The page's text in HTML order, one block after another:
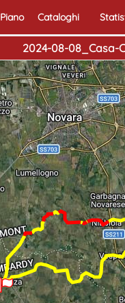
Piano Cataloghi
2024-08-08_Casa-